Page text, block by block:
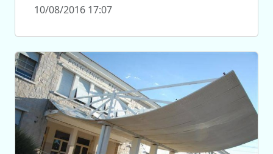
10/08/2016 17:07